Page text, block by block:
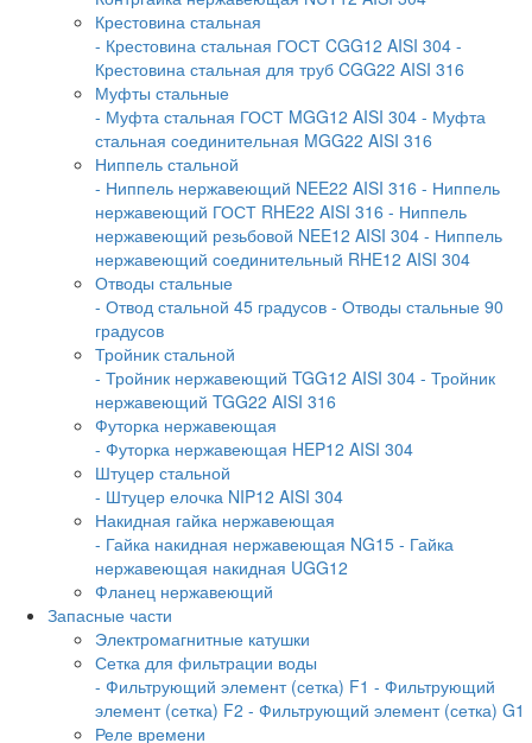
Крестовина стальная
- Крестовина стальная ГОСТ CGG12 AISI 304 -
Крестовина стальная для труб CGG22 AISI 316
Муфты стальные
- Муфта стальная ГОСТ MGG12 AISI 304 - Муфта
стальная соединительная MGG22 AISI 316
Ниппель стальной
- Ниппель нержавеющий NEE22 AISI 316 - Ниппель
нержавеющий ГОСТ RHE22 AISI 316 - Ниппель
нержавеющий резьбовой NEE12 AISI 304 - Ниппель
нержавеющий соединительный RHE12 AISI 304
Отводы стальные
- Отвод стальной 45 градусов - Отводы стальные 90
градусов
Тройник стальной
- Тройник нержавеющий TGG12 AISI 304 - Тройник
нержавеющий TGG22 AISI 316
Футорка нержавеющая
- Футорка нержавеющая HEP12 AISI 304
Штуцер стальной
- Штуцер елочка NIP12 AISI 304
Накидная гайка нержавеющая
- Гайка накидная нержавеющая NG15 - Гайка
нержавеющая накидная UGG12
Фланец нержавеющий
Запасные части
Электромагнитные катушки
Сетка для фильтрации воды
- Фильтрующий элемент (сетка) F1 - Фильтрующий
элемент (сетка) F2 - Фильтрующий элемент (сетка) G1
Реле времени